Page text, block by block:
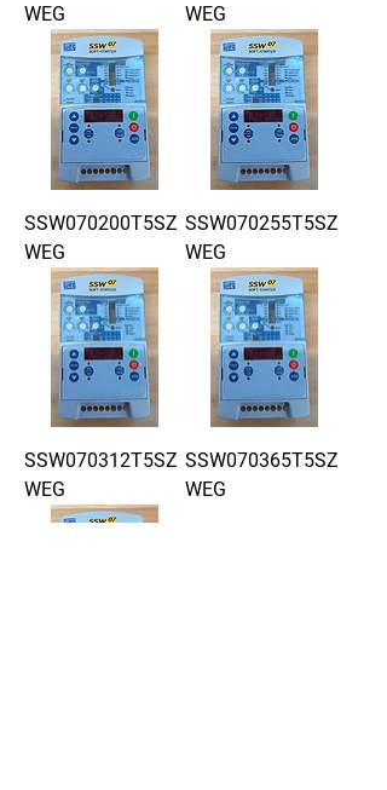
WEG
WEG
SSW070200T5SZ
WEG
SSW070255T5SZ
WEG
SSW070312T5SZ
WEG
SSW070365T5SZ
WEG